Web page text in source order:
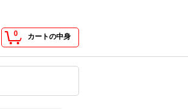
0 カートの中身